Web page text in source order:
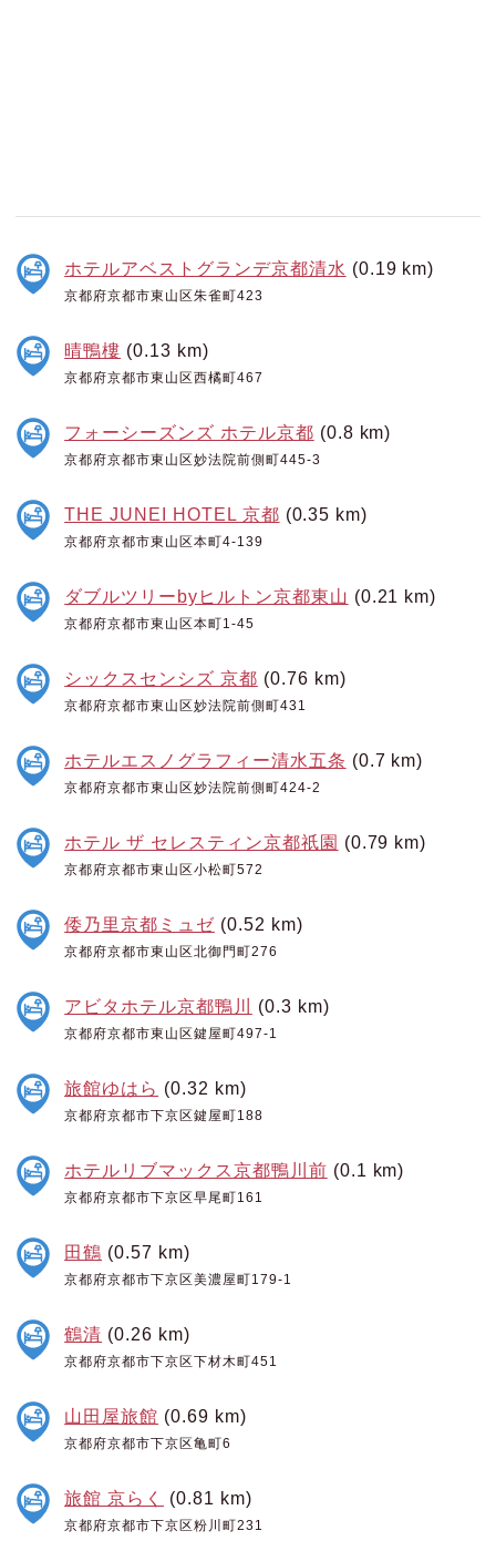
ホテルアベストグランデ京都清水 (0.19 km)
京都府京都市東山区朱雀町423
晴鴨樓 (0.13 km)
京都府京都市東山区西橘町467
フォーシーズンズ ホテル京都 (0.8 km)
京都府京都市東山区妙法院前側町445-3
THE JUNEI HOTEL 京都 (0.35 km)
京都府京都市東山区本町4-139
ダブルツリーbyヒルトン京都東山 (0.21 km)
京都府京都市東山区本町1-45
シックスセンシズ 京都 (0.76 km)
京都府京都市東山区妙法院前側町431
ホテルエスノグラフィー清水五条 (0.7 km)
京都府京都市東山区妙法院前側町424-2
ホテル ザ セレスティン京都祇園 (0.79 km)
京都府京都市東山区小松町572
倭乃里京都ミュゼ(0.52 km)
京都府京都市東山区北御門町276
アビタホテル京都鴨川 (0.3 km)
京都府京都市東山区鍵屋町497-1
旅館ゆはら (0.32 km)
京都府京都市下京区鍵屋町188
ホテルリブマックス京都鴨川前 (0.1 km)
京都府京都市下京区早尾町161
田鶴 (0.57 km)
京都府京都市下京区美濃屋町179-1
鶴清 (0.26 km)
京都府京都市下京区下材木町451
山田屋旅館 (0.69 km)
京都府京都市下京区亀町6
旅館 京らく (0.81 km)
京都府京都市下京区粉川町231